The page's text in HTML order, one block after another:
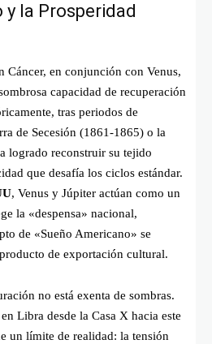
la Prosperidad
Cáncer, en conjunción con Venus,
capacidad de recuperación
tras periodos de
de Secesión (1861-1865) o la
logrado reconstruir su tejido
que desafía los ciclos estándar.
, Venus y Júpiter actúan como un
la «despensa» nacional,
de «Sueño Americano» se
de exportación cultural.
no está exenta de sombras.
Libra desde la Casa X hacia este
un límite de realidad: la tensión